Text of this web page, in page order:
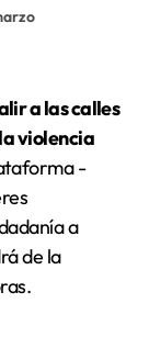
violencia
-
a
de la